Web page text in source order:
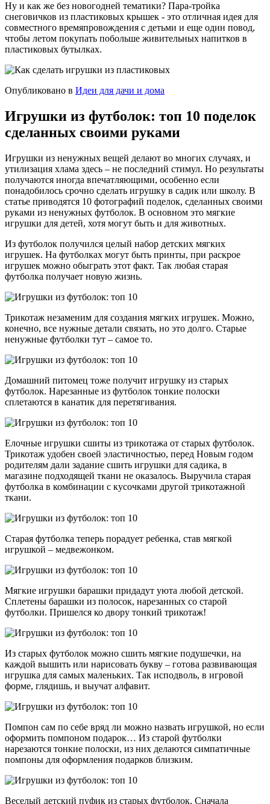
Ну и как же без новогодней тематики? Пара-тройка
снеговичков из пластиковых крышек - это отличная идея для
совместного времяпровождения с детьми и еще один повод,
чтобы летом покупать побольше живительных напитков в
пластиковых бутылках.
Опубликовано в Идеи для дачи и дома
Игрушки из футболок: топ 10 поделок
сделанных своими руками
Игрушки из ненужных вещей делают во многих случаях, и
утилизация хлама здесь – не последний стимул. Но результаты
получаются иногда впечатляющими, особенно если
понадобилось срочно сделать игрушку в садик или школу. В
статье приводятся 10 фотографий поделок, сделанных своими
руками из ненужных футболок. В основном это мягкие
игрушки для детей, хотя могут быть и для животных.
Из футболок получился целый набор детских мягких
игрушек. На футболках могут быть принты, при раскрое
игрушек можно обыграть этот факт. Так любая старая
футболка получает новую жизнь.
Трикотаж незаменим для создания мягких игрушек. Можно,
конечно, все нужные детали связать, но это долго. Старые
ненужные футболки тут – самое то.
Домашний питомец тоже получит игрушку из старых
футболок. Нарезанные из футболок тонкие полоски
сплетаются в канатик для перетягивания.
Елочные игрушки сшиты из трикотажа от старых футболок.
Трикотаж удобен своей эластичностью, перед Новым годом
родителям дали задание сшить игрушки для садика, в
магазине подходящей ткани не оказалось. Выручила старая
футболка в комбинации с кусочками другой трикотажной
ткани.
Старая футболка теперь порадует ребенка, став мягкой
игрушкой – медвежонком.
Мягкие игрушки барашки придадут уюта любой детской.
Сплетены барашки из полосок, нарезанных со старой
футболки. Пришелся ко двору тонкий трикотаж!
Из старых футболок можно сшить мягкие подушечки, на
каждой вышить или нарисовать букву – готова развивающая
игрушка для самых маленьких. Так исподволь, в игровой
форме, глядишь, и выучат алфавит.
Помпон сам по себе вряд ли можно назвать игрушкой, но если
оформить помпоном подарок… Из старой футболки
нарезаются тонкие полоски, из них делаются симпатичные
помпоны для оформления подарков близким.
Веселый детский пуфик из старых футболок. Сначала